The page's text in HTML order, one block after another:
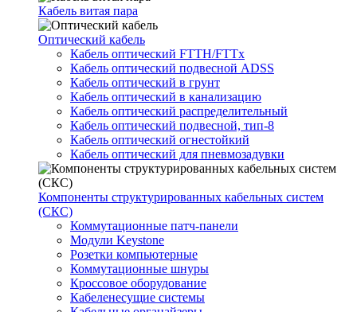
Кабель витая пара
Оптический кабель
Кабель оптический FTTH/FTTx
Кабель оптический подвесной ADSS
Кабель оптический в грунт
Кабель оптический в канализацию
Кабель оптический распределительный
Кабель оптический подвесной, тип-8
Кабель оптический огнестойкий
Кабель оптический для пневмозадувки
Компоненты структурированных кабельных систем
(СКС)
Коммутационные патч-панели
Модули Keystone
Розетки компьютерные
Коммутационные шнуры
Кроссовое оборудование
Кабеленесущие системы